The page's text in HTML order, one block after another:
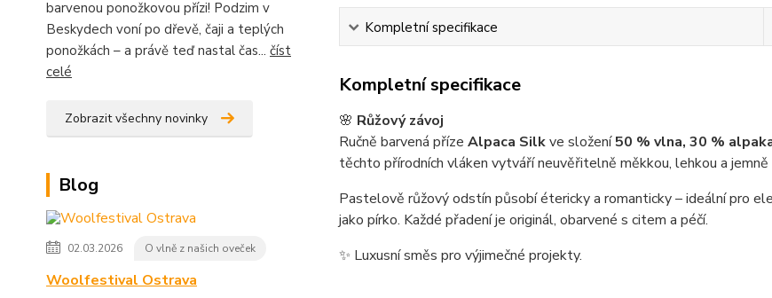
barvenou ponožkovou přízi! Podzim v
Beskydech voní po dřevě, čaji a teplých
ponožkách – a právě teď nastal čas... číst
celé
Zobrazit všechny novinky
Blog
02.03.2026 O vlně z našich oveček
Woolfestival Ostrava
Kompletní specifikace
Kompletní specifikace
🌸 Růžový závoj
Ručně barvená příze Alpaca Silkve složení50 % vlna, 30 %
těchto přírodních vláken vytváří neuvěřitelně měkkou, lehkou a
Pastelově růžový odstín působí étericky a romanticky – ideální pro
jako pírko. Každé přadení je originál, obarvené s citem a péčí.
✨ Luxusní směs pro výjimečné projekty.